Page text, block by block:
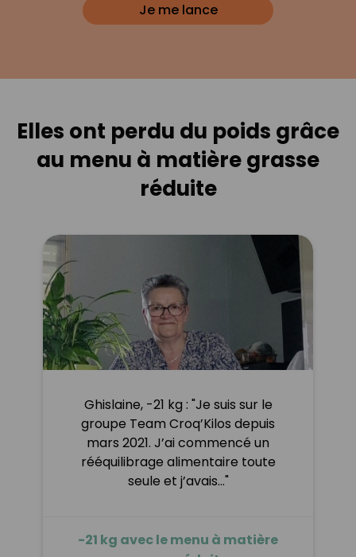
Je me lance
Elles ont perdu du poids grâce
au menu à matière grasse
réduite
Ghislaine, -21 kg : "Je suis sur le
groupe Team Croq’Kilos depuis
mars 2021. J’ai commencé un
rééquilibrage alimentaire toute
seule et j’avais…"
-21 kg avec le menu à matière